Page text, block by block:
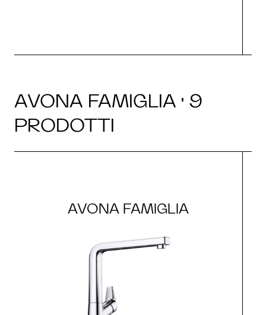
AVONA FAMIGLIA · 9
PRODOTTI
AVONA FAMIGLIA